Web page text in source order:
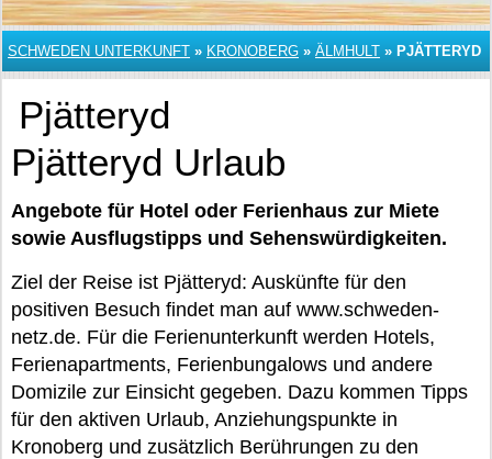
SCHWEDEN UNTERKUNFT » KRONOBERG » ÄLMHULT » PJÄTTERYD
Pjätteryd
Pjätteryd Urlaub
Angebote für Hotel oder Ferienhaus zur Miete
sowie Ausflugstipps und Sehenswürdigkeiten.
Ziel der Reise ist Pjätteryd: Auskünfte für den
positiven Besuch findet man auf www.schweden-
netz.de. Für die Ferienunterkunft werden Hotels,
Ferienapartments, Ferienbungalows und andere
Domizile zur Einsicht gegeben. Dazu kommen Tipps
für den aktiven Urlaub, Anziehungspunkte in
Kronoberg und zusätzlich Berührungen zu den